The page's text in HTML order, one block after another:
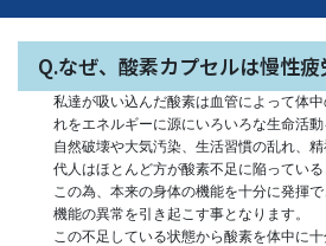
Q.なぜ、酸素カプセルは慢性疲
私達が吸い込んだ酸素は血管によって体
れをエネルギーに源にいろいろな生命活動
自然破壊や大気汚染、生活習慣の乱れ、
代人はほとんど方が酸素不足に陥っている
この為、本来の身体の機能を十分に発揮
機能の異常を引き起こす事となります。
この不足している状態から酸素を体中に